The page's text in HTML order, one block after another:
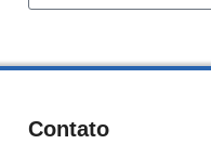
Contato